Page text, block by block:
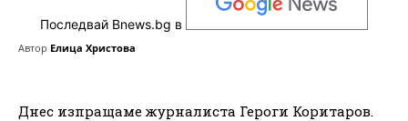
Последвай Bnews.bg в
Автор Елица Христова
Днес изпращаме журналиста Героги Коритаров.